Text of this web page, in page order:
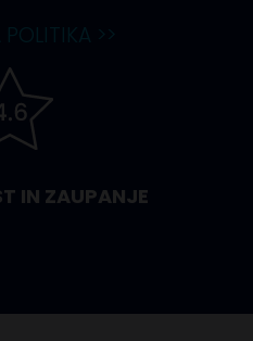
IN ZAUPANJE